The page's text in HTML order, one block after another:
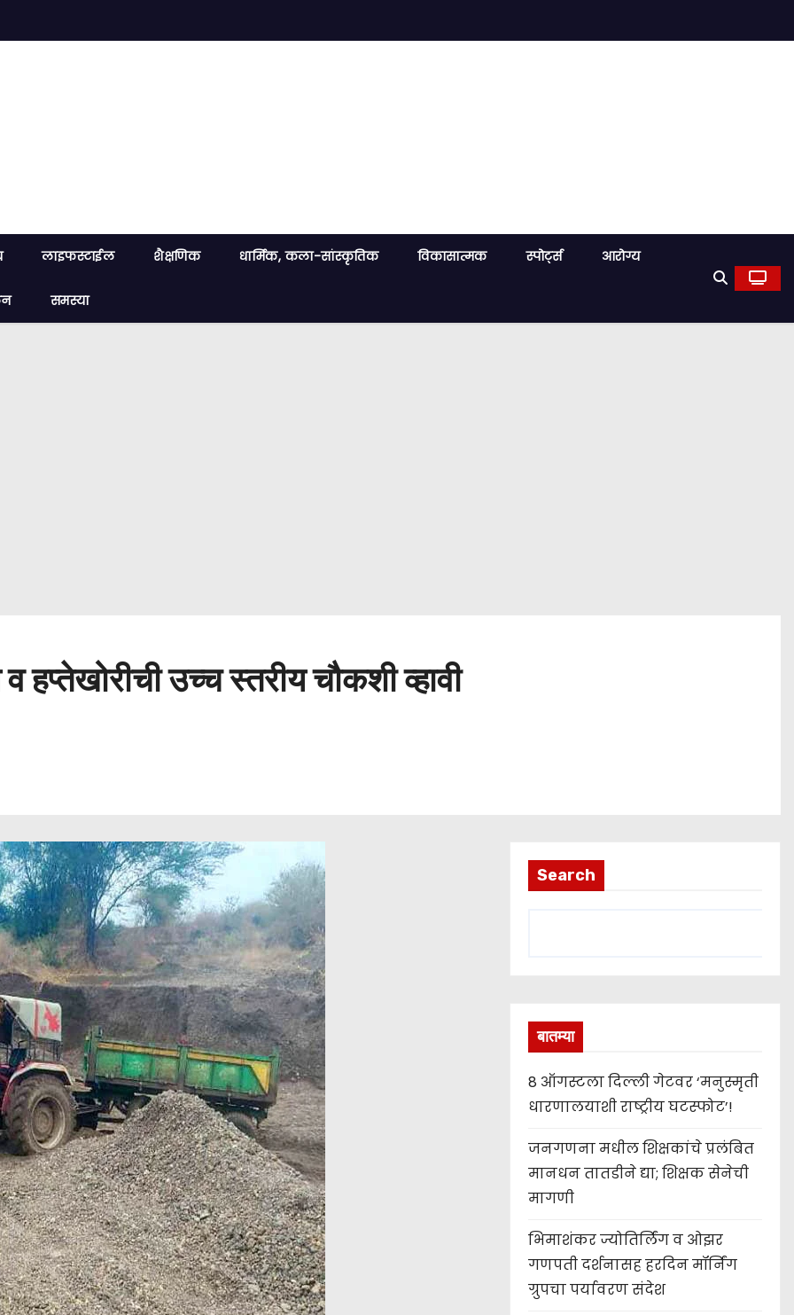
लाइफस्टाईल शैक्षणिक धार्मिक, कला-सांस्कृतिक विकासात्मक स्पोर्ट्स आरोग्य
समस्या
उच्च स्तरीय चौकशी व्हावी
Search
बातम्या
8 ऑगस्टला दिल्ली गेटवर ‘मनुस्मृती
धारणालयाशी राष्ट्रीय घटस्फोट’!
जनगणना मधील शिक्षकांचे प्रलंबित
मानधन तातडीने द्या; शिक्षक सेनेची
मागणी
भिमाशंकर ज्योतिर्लिंग व ओझर
गणपती दर्शनासह हरदिन मॉर्निंग
ग्रुपचा पर्यावरण संदेश